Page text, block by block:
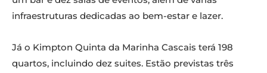
infraestruturas dedicadas ao bem-estar e lazer.
Já o Kimpton Quinta da Marinha Cascais terá 198
quartos, incluindo dez suites. Estão previstas três